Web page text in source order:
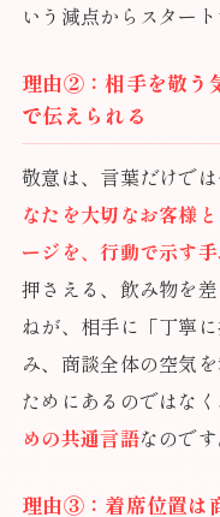
いう減点からスター
理由②：相手を敬う
で伝えられる
敬意は、言葉だけで
なたを大切なお客様
ージを、行動で示す
押さえる、飲み物を
ねが、相手に「丁寧
み、商談全体の空気
ためにあるのではな
めの共通言語なのです
理由③：着席位置は